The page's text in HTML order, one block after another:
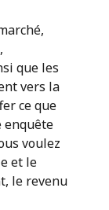
que les
vers la
ce que
enquête
voulez
et le
le revenu